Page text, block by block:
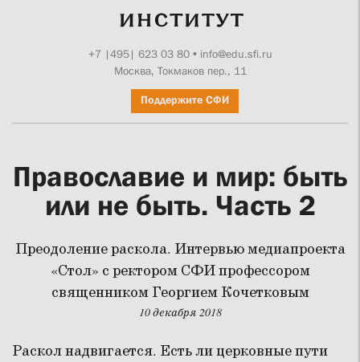
+7 |495| 623 03 80• info@edu.sfi.ru
Москва, Токмаков пер., 11
Поддержите СФИ
Православие и мир: быть
или не быть. Часть 2
Преодоление раскола. Интервью медиапроекта
«Стол» с ректором СФИ профессором
священником Георгием Кочетковым
10 декабря 2018
Раскол надвигается. Есть ли церковные пути